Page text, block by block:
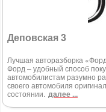
Деповская 3
Лучшая авторазборка «Форд» на
Форд – удобный способ
автомобилистам разумно
своего автомобиля
состоянии. далее ...